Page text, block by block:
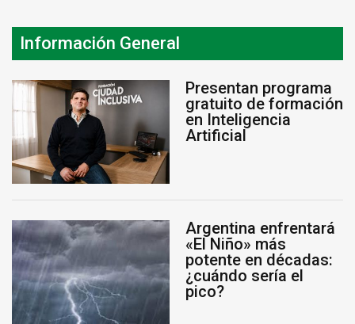
Información General
Presentan programa
gratuito de formación
en Inteligencia
Artificial
Argentina enfrentará
«El Niño» más
potente en décadas:
¿cuándo sería el
pico?